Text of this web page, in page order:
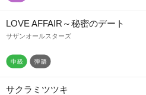
LOVE AFFAIR～秘密のデート
サザンオールスターズ
サクラミツツキ